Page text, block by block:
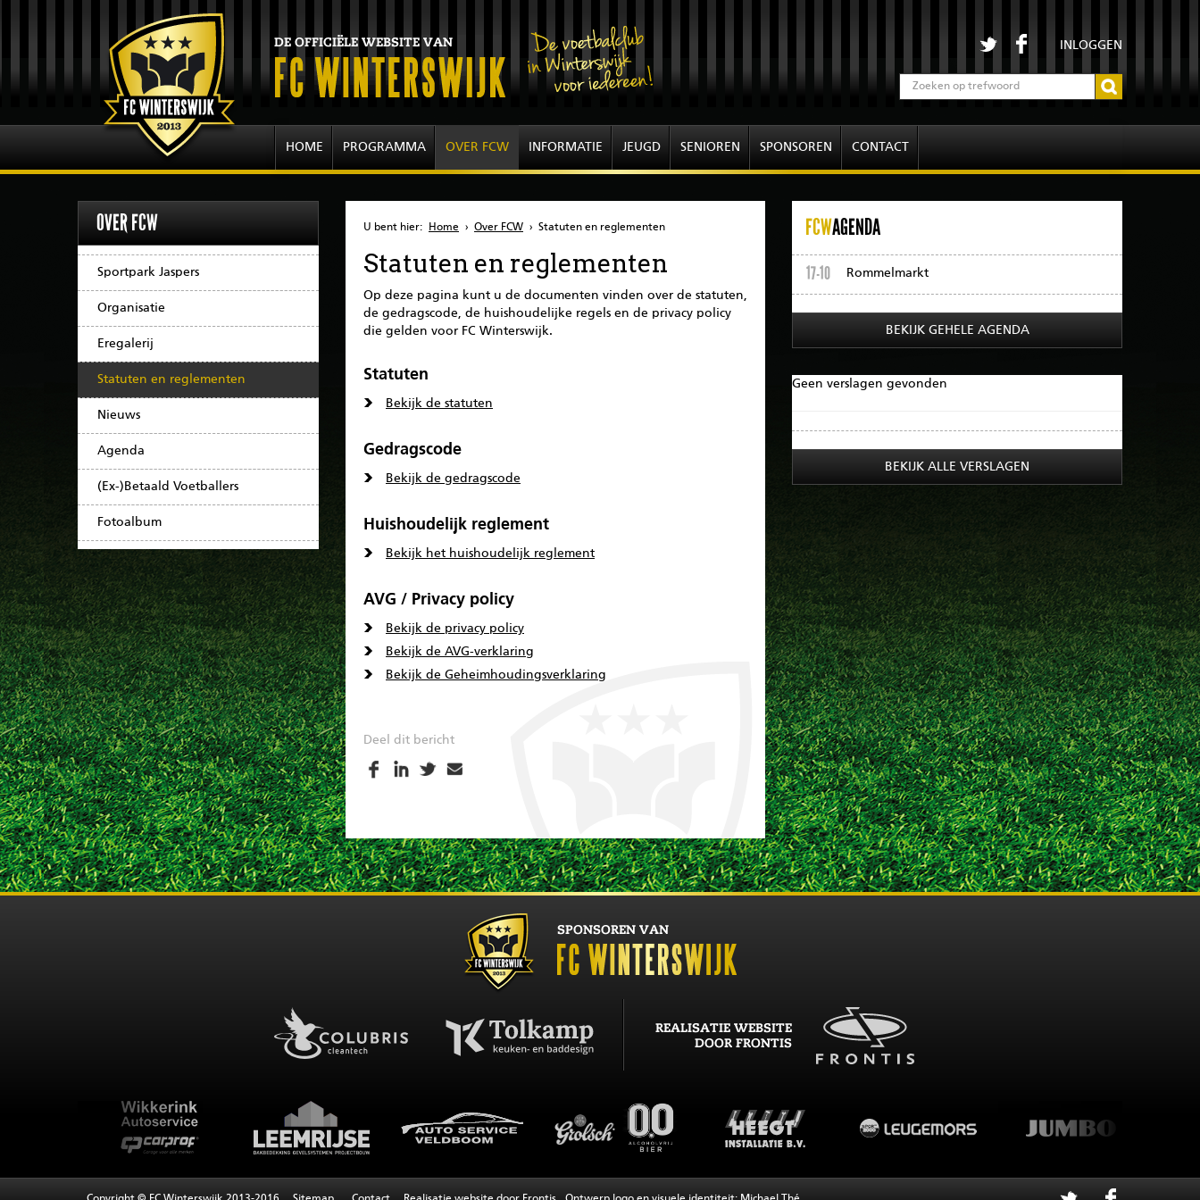
INLOGGEN
HOME PROGRAMMA OVER FCW INFORMATIE JEUGD SENIOREN SPONSOREN CONTACT
OVER FCW
Sportpark Jaspers
Organisatie
Eregalerij
Statuten en reglementen
Nieuws
Agenda
(Ex-)Betaald Voetballers
Fotoalbum
U bent hier: Home › Over FCW › Statuten en reglementen
Statuten en reglementen
Op deze pagina kunt u de documenten vinden over de statuten,
de gedragscode, de huishoudelijke regels en de privacy policy
die gelden voor FC Winterswijk.
Statuten
Bekijk de statuten
Gedragscode
Bekijk de gedragscode
Huishoudelijk reglement
Bekijk het huishoudelijk reglement
AVG / Privacy policy
Bekijk de privacy policy
Bekijk de AVG-verklaring
Bekijk de Geheimhoudingsverklaring
Deel dit bericht
FCWAGENDA
17-10 Rommelmarkt
BEKIJK GEHELE AGENDA
Geen verslagen gevonden
BEKIJK ALLE VERSLAGEN